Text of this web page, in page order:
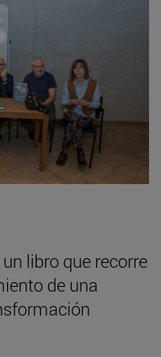
libro que recorre
de una